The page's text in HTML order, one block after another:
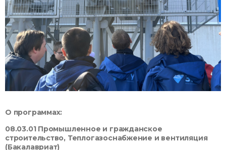
О программах:
08.03.01 Промышленное и гражданское
строительство, Теплогазоснабжение и вентиляция
(Бакалавриат)